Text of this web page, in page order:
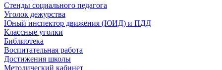
Стенды социального педагога
Уголок дежурства
Юный инспектор движения (ЮИД) и ПДД
Классные уголки
Библиотека
Воспитательная работа
Достижения школы
Методический кабинет